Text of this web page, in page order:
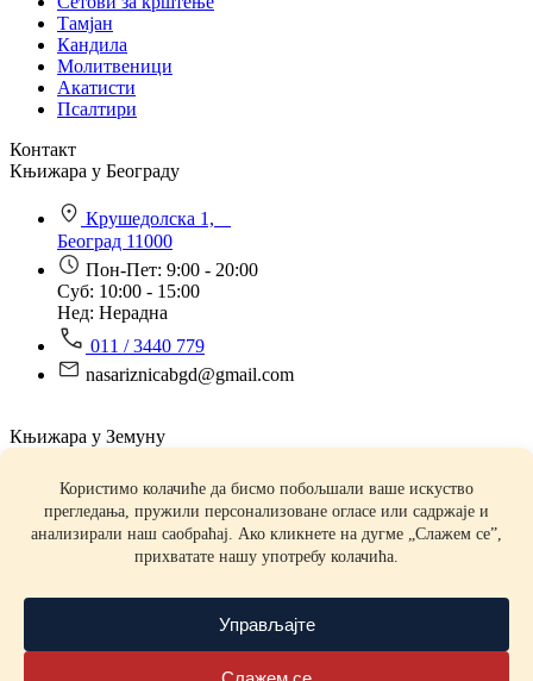
Тамјан
Кандила
Молитвеници
Акатисти
Псалтири
Контакт
Књижара у Београду
Крушедолска 1,
Београд 11000
Пон-Пет: 9:00 - 20:00
Суб: 10:00 - 15:00
Нед: Нерадна
011 / 3440 779
nasariznicabgd@gmail.com
Књижара у Земуну
Његошева 7,
Земун 11080
Пон-Пет: 9:00 - 20:00
Суб: 09:00 - 15:00
riznicazemun@gmail.com